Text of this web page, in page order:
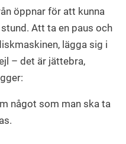
öppnar för att kunna
Att ta en paus och
lägga sig i
– det är jättebra,
något som man ska ta